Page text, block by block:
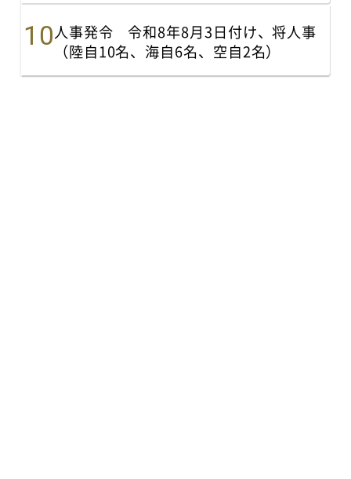
人事発令 令和8年8月3日付け、将人事
（陸自10名、海自6名、空自2名）